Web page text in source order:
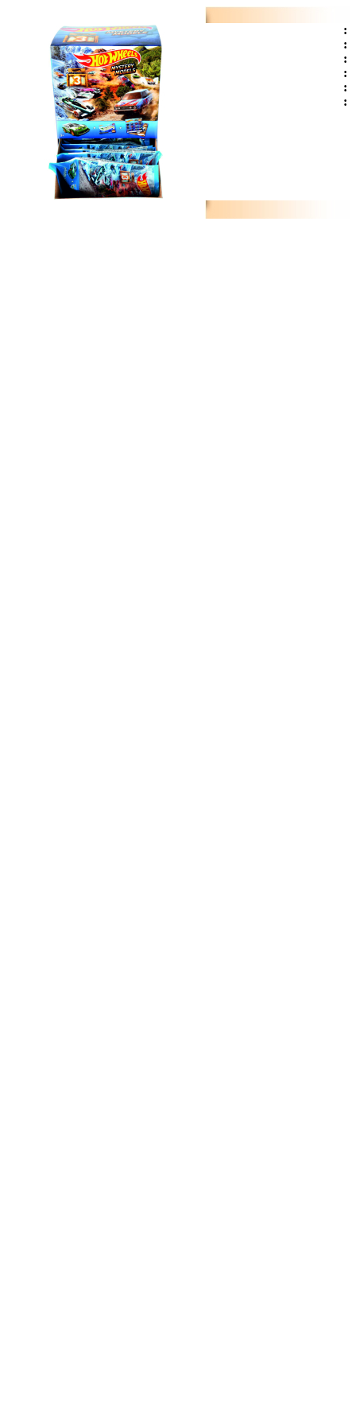
:
:
:
:
:
: